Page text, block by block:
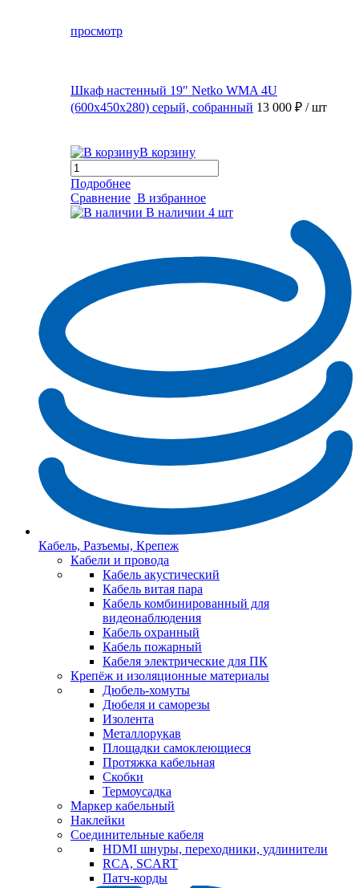
просмотр
Шкаф настенный 19″ Netko WMA 4U
(600x450x280) серый, собранный 13 000 ₽ / шт
В корзину
Подробнее
Сравнение В избранное
В наличии 4 шт
Кабель, Разъемы, Крепеж
Кабели и провода
Кабель акустический
Кабель витая пара
Кабель комбинированный для
видеонаблюдения
Кабель охранный
Кабель пожарный
Кабеля электрические для ПК
Крепёж и изоляционные материалы
Дюбель-хомуты
Дюбеля и саморезы
Изолента
Металлорукав
Площадки самоклеющиеся
Протяжка кабельная
Скобки
Термоусадка
Маркер кабельный
Наклейки
Соединительные кабеля
HDMI шнуры, переходники, удлинители
RCA, SCART
Патч-корды